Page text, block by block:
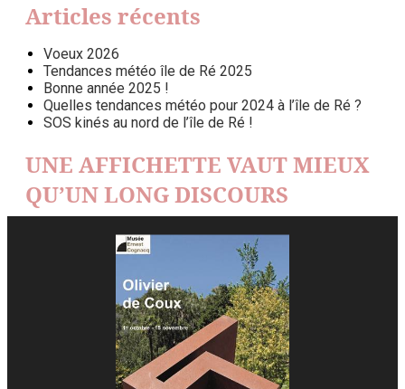
Articles récents
Voeux 2026
Tendances météo île de Ré 2025
Bonne année 2025 !
Quelles tendances météo pour 2024 à l’île de Ré ?
SOS kinés au nord de l’île de Ré !
UNE AFFICHETTE VAUT MIEUX
QU’UN LONG DISCOURS